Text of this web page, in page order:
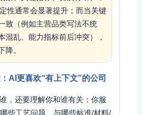
性通常会显著提升；而当关键
致（例如主营品类写法不统
混乱、能力指标前后冲突），
降。
AI更喜欢“有上下文”的公司
，还要理解你和谁有关：你服
些工艺问题、与哪些标准/材料/